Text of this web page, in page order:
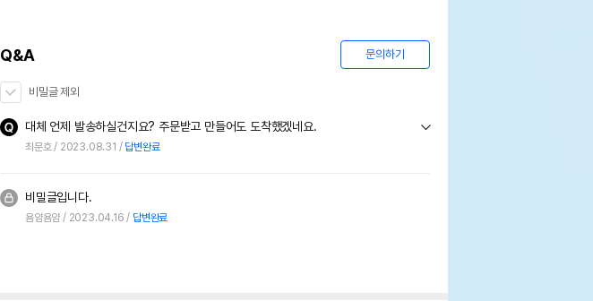
Q&A 문의하기
비밀글 제외
대체 언제 발송하실건지요? 주문받고 만들어도 도착했겠네요.
최문호 2023.08.31 답변완료
비밀글입니다.
욤얌욤얌 2023.04.16 답변완료